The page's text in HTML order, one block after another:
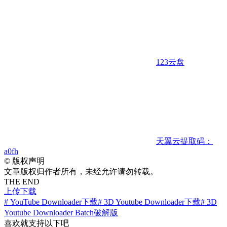
123云盘
天翼云提取码：
a0fh
© 版权声明
文章版权归作者所有，未经允许请勿转载。
THE END
上传下载
# YouTube Downloader下载# 3D Youtube Downloader下载# 3D
Youtube Downloader Batch破解版
喜欢就支持以下吧